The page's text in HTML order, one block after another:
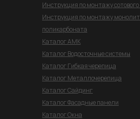
Инструкция по монтажу
Инструкция по монтажу
поликарбоната
Каталог АМК
Каталог Водосточные системы
Каталог Гибкая черепица
Каталог Металлочерепица
Каталог Сайдинг
Каталог Фасадные панели
Каталог Окна